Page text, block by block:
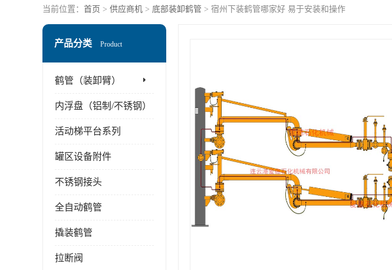
当前位置： 首页 > 供应商机 > 底部装卸鹤管 > 宿州下装鹤管哪家好 易于安装和操作
产品分类 Product
鹤管（装卸臂）
内浮盘（铝制/不锈钢）
活动梯平台系列
罐区设备附件
不锈钢接头
全自动鹤管
撬装鹤管
拉断阀